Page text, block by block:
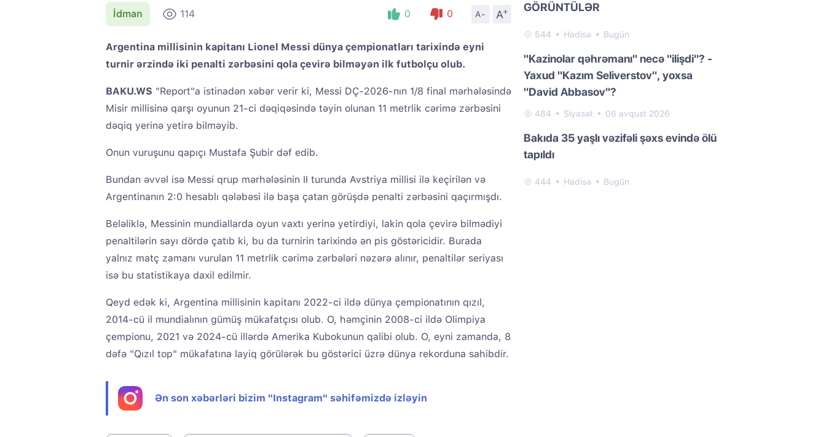
İdman 114 0 0 A- A
+
Argentina millisinin kapitanı Lionel Messi dünya çempionatları tarixində eyni
turnir ərzində iki penalti zərbəsini qola çevirə bilməyən ilk futbolçu olub.
BAKU.WS "Report"a istinadən xəbər verir ki, Messi DÇ-2026-nın 1/8 final mərhələsində
Misir millisinə qarşı oyunun 21-ci dəqiqəsində təyin olunan 11 metrlik cərimə zərbəsini
dəqiq yerinə yetirə bilməyib.
Onun vuruşunu qapıçı Mustafa Şubir dəf edib.
Bundan əvvəl isə Messi qrup mərhələsinin II turunda Avstriya millisi ilə keçirilən və
Argentinanın 2:0 hesablı qələbəsi ilə başa çatan görüşdə penalti zərbəsini qaçırmışdı.
Beləliklə, Messinin mundiallarda oyun vaxtı yerinə yetirdiyi, lakin qola çevirə bilmədiyi
penaltilərin sayı dördə çatıb ki, bu da turnirin tarixində ən pis göstəricidir. Burada
yalnız matç zamanı vurulan 11 metrlik cərimə zərbələri nəzərə alınır, penaltilər seriyası
isə bu statistikaya daxil edilmir.
Qeyd edək ki, Argentina millisinin kapitanı 2022-ci ildə dünya çempionatının qızıl,
2014-cü il mundialının gümüş mükafatçısı olub. O, həmçinin 2008-ci ildə Olimpiya
çempionu, 2021 və 2024-cü illərdə Amerika Kubokunun qalibi olub. O, eyni zamanda, 8
dəfə "Qızıl top" mükafatına layiq görülərək bu göstərici üzrə dünya rekorduna sahibdir.
Ən son xəbərləri bizim "Instagram" səhifəmizdə izləyin
GÖRÜNTÜLƏR
544 Hadisə Bugün
"Kazinolar qəhrəmanı" necə "ilişdi"? -
Yaxud "Kazım Seliverstov", yoxsa
"David Abbasov"?
484 Siyasət 06 avqust 2026
Bakıda 35 yaşlı vəzifəli şəxs evində ölü
tapıldı
444 Hadisə Bugün